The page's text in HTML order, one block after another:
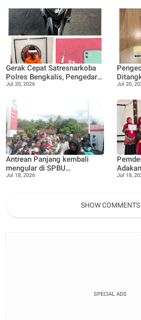
pertanian bergizi
Gerak Cepat Satresnarkoba
Polres Bengkalis, Pengedar
Sabu Dibekuk di Rimba
Jul 20, 2026
Call
Jul 20,
Antrean Panjang kembali
mengular di SPBU
16.287.090, Teluk Lecah,
Jul 18, 2026 Jul 18,
SHOW COMMENTS
SPECIAL ADS